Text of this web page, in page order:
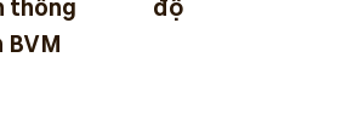
thông
BVM
độ